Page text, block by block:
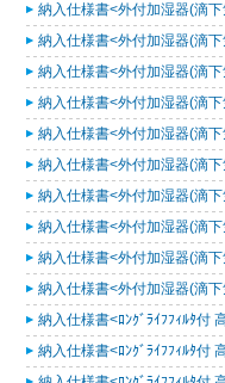
納入仕様書<外付加湿器(滴
納入仕様書<外付加湿器(滴
納入仕様書<外付加湿器(滴
納入仕様書<外付加湿器(滴
納入仕様書<外付加湿器(滴
納入仕様書<外付加湿器(滴
納入仕様書<外付加湿器(滴
納入仕様書<外付加湿器(滴
納入仕様書<外付加湿器(滴
納入仕様書<外付加湿器(滴
納入仕様書<ﾛﾝｸﾞﾗｲﾌﾌｨﾙﾀ付
納入仕様書<ﾛﾝｸﾞﾗｲﾌﾌｨﾙﾀ付